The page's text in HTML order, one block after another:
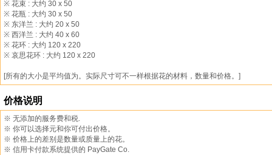
※ 花束 : 大约 30 x 50
※ 花瓶 : 大约 30 x 50
※ 东洋兰 : 大约 20 x 50
※ 西洋兰 : 大约 40 x 60
※ 花环 : 大约 120 x 220
※ 哀思花环 : 大约 120 x 220
[所有的大小是平均值为。实际尺寸可不一样根据花的材料，数量和价格。]
价格说明
※ 无添加的服务费和税.
※ 你可以选择元和你可付出价格。
※ 价格上的差别是数量或质量上的花。
※ 信用卡付款系统提供的 PayGate Co.